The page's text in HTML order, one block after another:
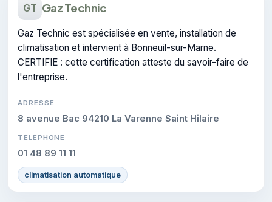
GT Gaz Technic
Gaz Technic est spécialisée en vente, installation de
climatisation et intervient à Bonneuil-sur-Marne.
CERTIFIE : cette certification atteste du savoir-faire de
l'entreprise.
ADRESSE
8 avenue Bac 94210 La Varenne Saint Hilaire
TÉLÉPHONE
01 48 89 11 11
climatisation automatique